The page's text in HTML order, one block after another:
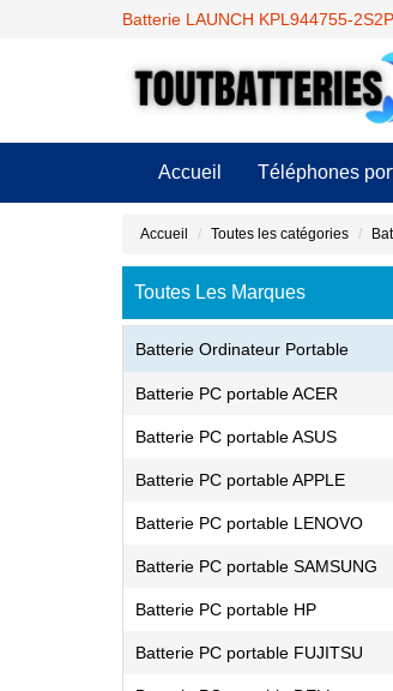
Batterie LAUNCH KPL944755-2S2P
Accueil Téléphones
Accueil Toutes les catégories
Toutes Les Marques
Batterie Ordinateur Portable
Batterie PC portable ACER
Batterie PC portable ASUS
Batterie PC portable APPLE
Batterie PC portable LENOVO
Batterie PC portable SAMSUNG
Batterie PC portable HP
Batterie PC portable FUJITSU